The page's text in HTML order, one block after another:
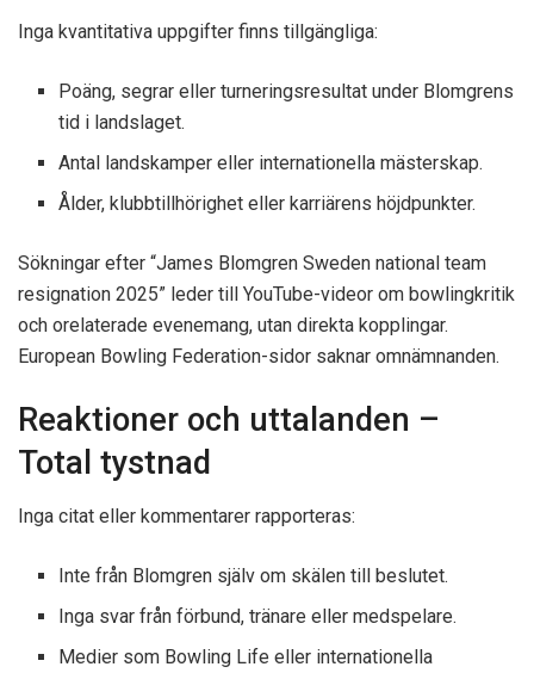
Inga kvantitativa uppgifter finns tillgängliga:
Poäng, segrar eller turneringsresultat under Blomgrens
tid i landslaget.
Antal landskamper eller internationella mästerskap.
Ålder, klubbtillhörighet eller karriärens höjdpunkter.
Sökningar efter “James Blomgren Sweden national team
resignation 2025” leder till YouTube-videor om bowlingkritik
och orelaterade evenemang, utan direkta kopplingar.
European Bowling Federation-sidor saknar omnämnanden.
Reaktioner och uttalanden –
Total tystnad
Inga citat eller kommentarer rapporteras:
Inte från Blomgren själv om skälen till beslutet.
Inga svar från förbund, tränare eller medspelare.
Medier som Bowling Life eller internationella